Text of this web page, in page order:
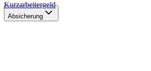
Kurzarbeitergeld
Absicherung